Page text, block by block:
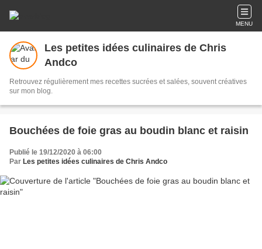
MENU
Les petites idées culinaires de Chris
Andco
Retrouvez régulièrement mes recettes sucrées et salées, souvent créatives
sur mon blog.
Bouchées de foie gras au boudin blanc et raisin
Publié le 19/12/2020 à 06:00
Par Les petites idées culinaires de Chris Andco